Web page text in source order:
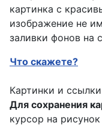
картинка с
изображение не
заливки фонов на
Что скажете?
Картинки и ссылки
Для сохранения
курсор на